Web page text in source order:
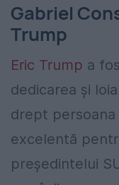
Gabriel
Trump
Eric Trump a
dedicarea și
drept
excelentă
președintelui